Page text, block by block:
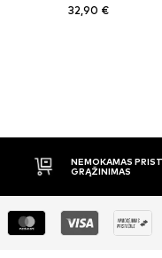
32,90 €